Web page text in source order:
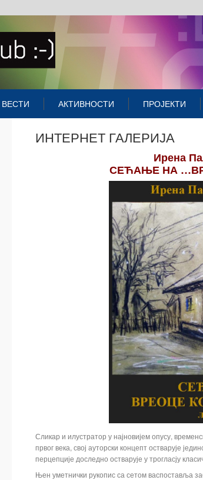
ВЕСТИ АКТИВНОСТИ ПРОЈЕКТИ
ИНТЕРНЕТ ГАЛЕРИЈА
Ирена
СЕЋАЊЕ НА
Сликар и илустратор у најновијем опусу,
првог века, свој ауторски концепт остварује
перцепције доследно остварује у трогласју
Њен уметнички рукопис са сетом васпоставља